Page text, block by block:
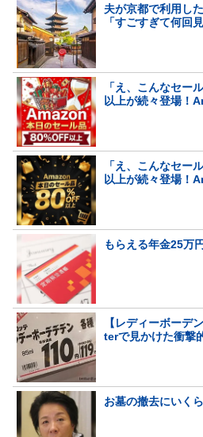
夫が京都で利用し
「すごすぎて何回
「え、こんなセー
以上が続々登場！
「え、こんなセー
以上が続々登場！
もらえる年金25万
【レディーボーデ
terで見かけた衝撃
お墓の撤去にいく